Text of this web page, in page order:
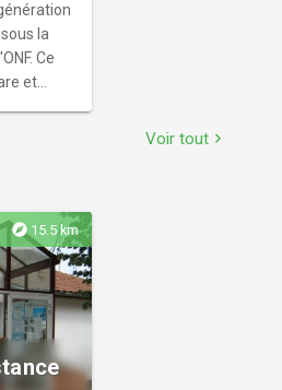
la
Ce
et
la zone
Voir tout chevron_right
explore 15.5 km